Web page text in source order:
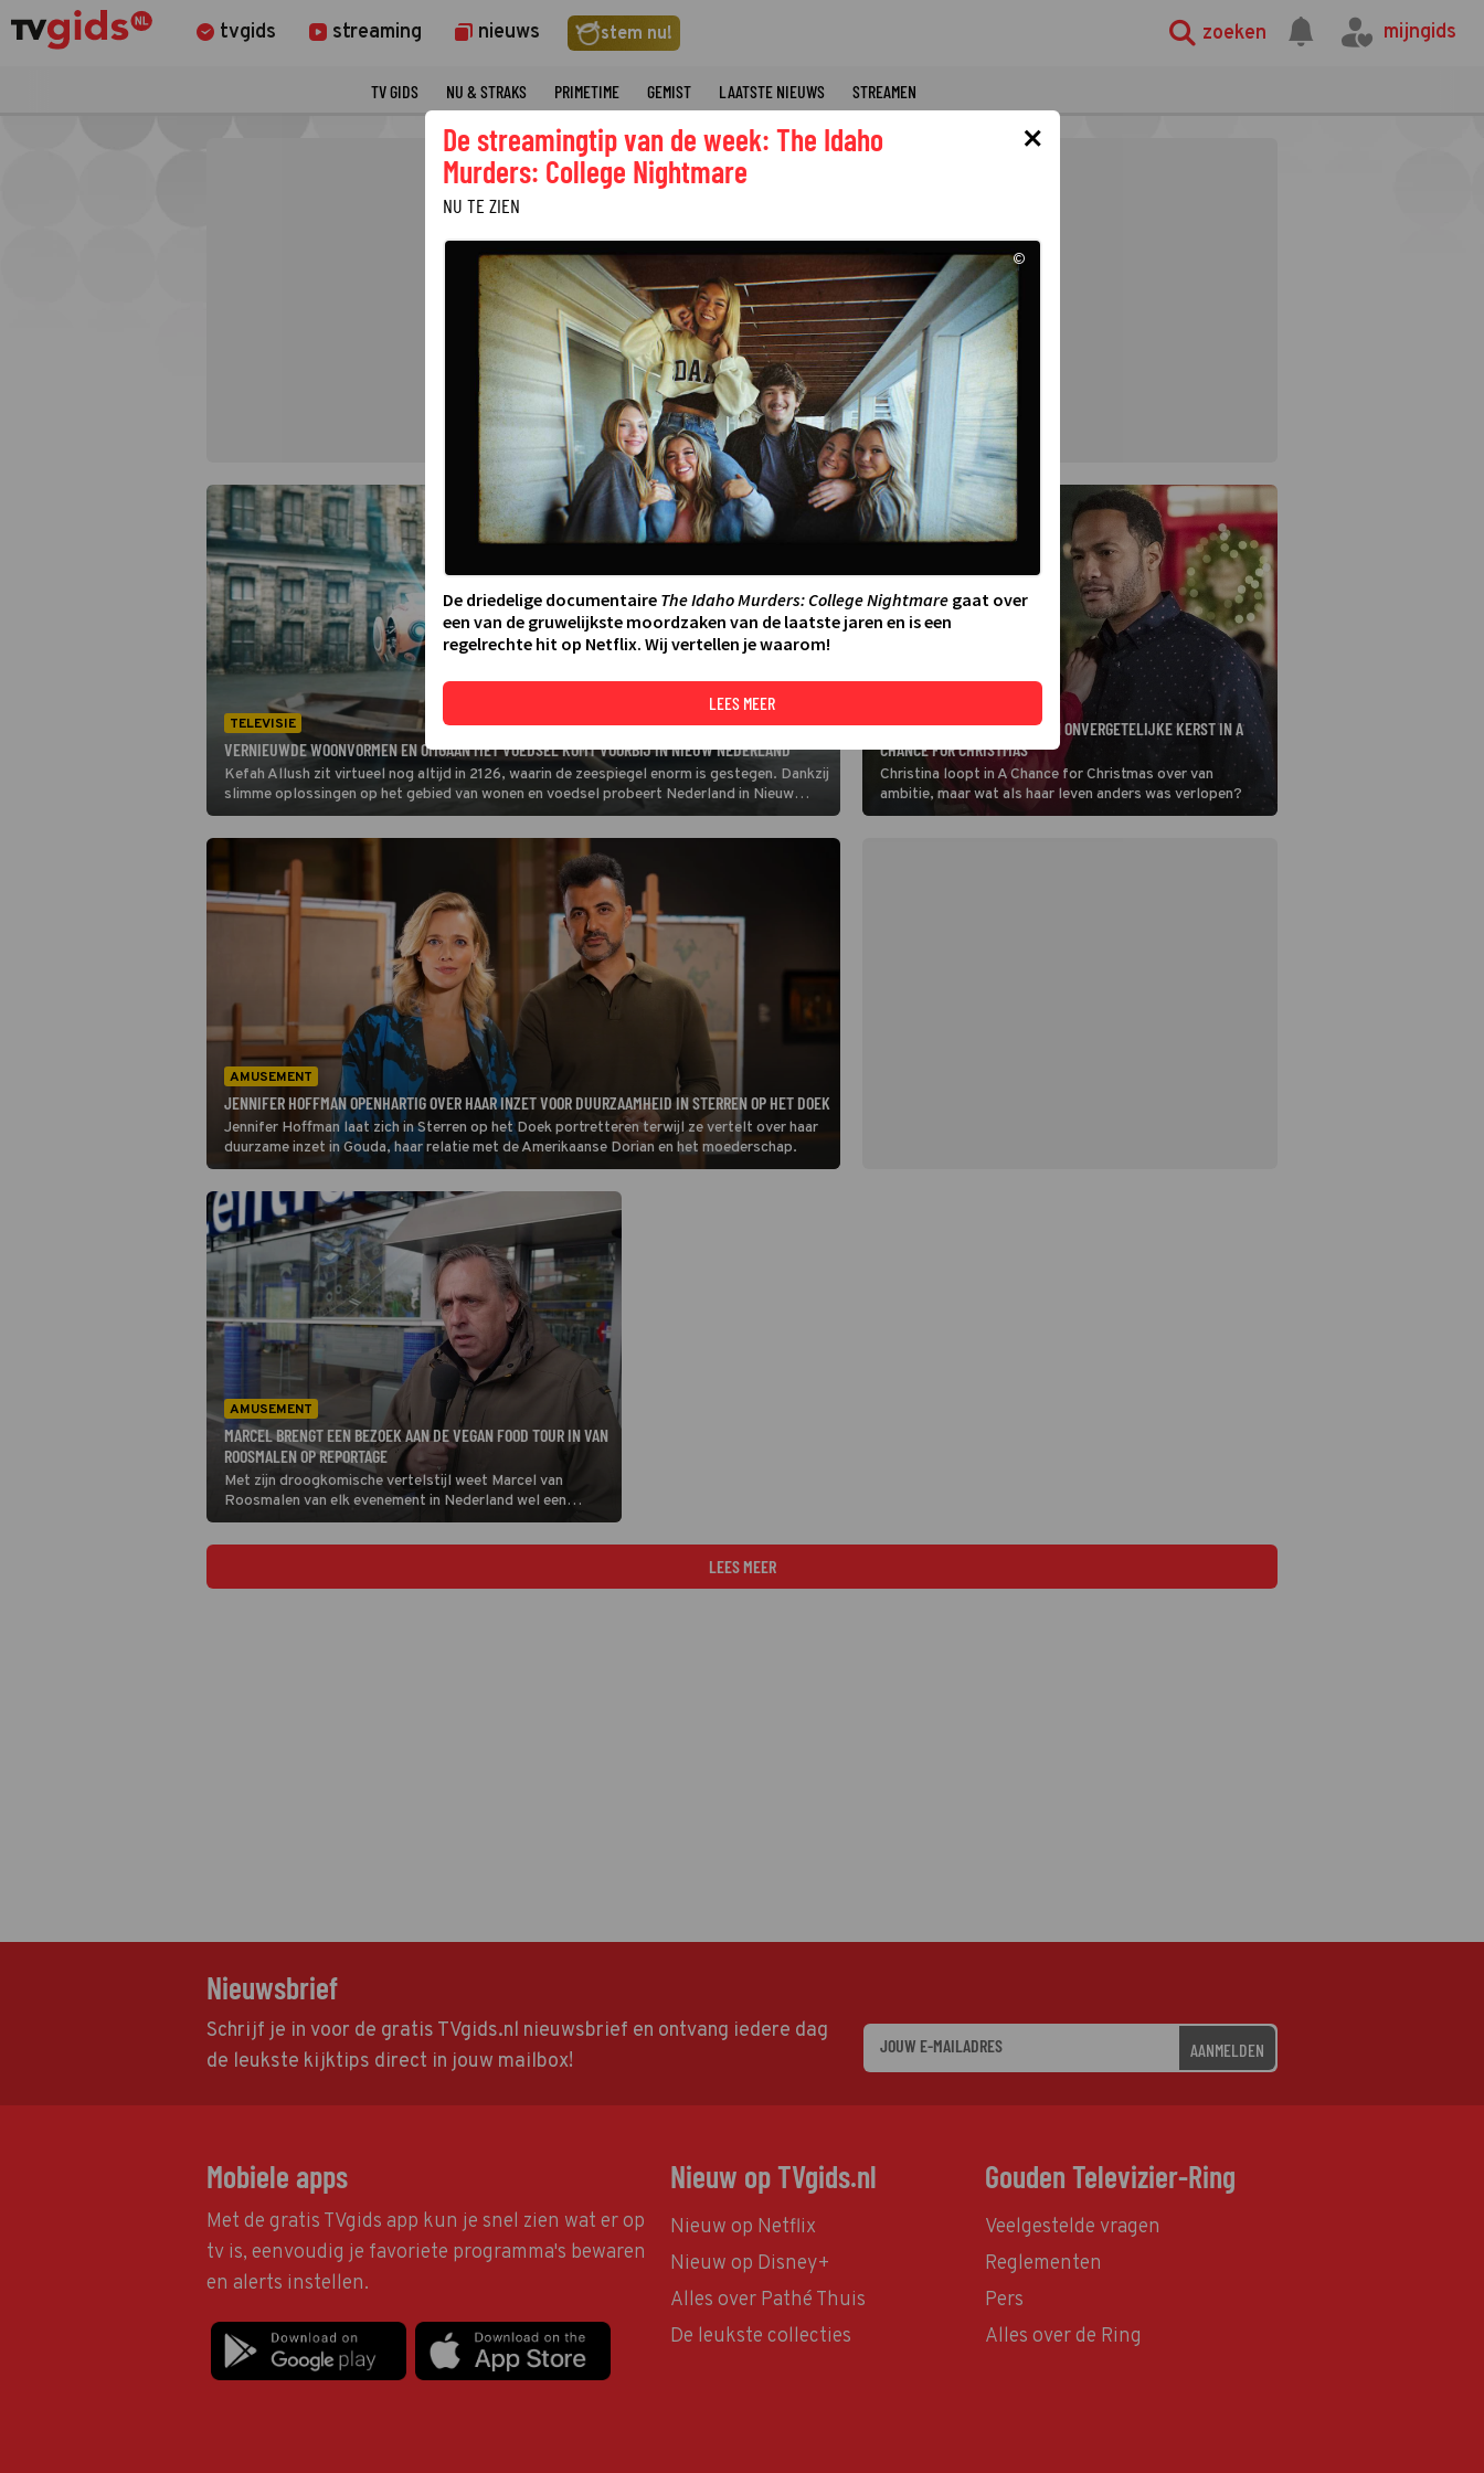
tvgids streaming nieuws stem nu! zoeken mijngids
TV GIDS NU & STRAKS PRIMETIME GEMIST LAATSTE NIEUWS STREAMEN
TELEVISIE
VERNIEUWDE WOONVORMEN EN OMGAAN MET VOEDSEL KOMT VOORBIJ IN NIEUW NEDERLAND
Kefah Allush zit virtueel nog altijd in 2126, waarin de zeespiegel enorm is gestegen. Dankzij
slimme oplossingen op het gebied van wonen en voedsel probeert Nederland in Nieuw
Nederland letterlijk het hoofd boven water te houden.
TORI ANDERSON BELEEFT EEN ONVERGETELIJKE KERST IN A
CHANCE FOR CHRISTMAS
Christina loopt in A Chance for Christmas over van
ambitie, maar wat als haar leven anders was verlopen?
AMUSEMENT
JENNIFER HOFFMAN OPENHARTIG OVER HAAR INZET VOOR DUURZAAMHEID IN STERREN OP HET DOEK
Jennifer Hoffman laat zich in Sterren op het Doek portretteren terwijl ze vertelt over haar
duurzame inzet in Gouda, haar relatie met de Amerikaanse Dorian en het moederschap.
AMUSEMENT
MARCEL BRENGT EEN BEZOEK AAN DE VEGAN FOOD TOUR IN VAN
ROOSMALEN OP REPORTAGE
Met zijn droogkomische vertelstijl weet Marcel van
Roosmalen van elk evenement in Nederland wel een
humoristisch verslag te maken. In deze 'duurzame'
aflevering van Van Roosmalen op Reportage gaat hij naar
LEES MEER
Nieuwsbrief
Schrijf je in voor de gratis TVgids.nl nieuwsbrief en ontvang iedere dag
de leukste kijktips direct in jouw mailbox!
AANMELDEN
Mobiele apps
Met de gratis TVgids app kun je snel zien wat er op
tv is, eenvoudig je favoriete programma's bewaren
en alerts instellen.
Nieuw op TVgids.nl
Nieuw op Netflix
Nieuw op Disney+
Alles over Pathé Thuis
De leukste collecties
Gouden Televizier-Ring
Veelgestelde vragen
Reglementen
Pers
Alles over de Ring
×
De streamingtip van de week: The Idaho
Murders: College Nightmare
NU TE ZIEN
©
De driedelige documentaire The Idaho Murders: College Nightmaregaat over
een van de gruwelijkste moordzaken van de laatste jaren en is een
regelrechte hit op Netflix. Wij vertellen je waarom!
LEES MEER